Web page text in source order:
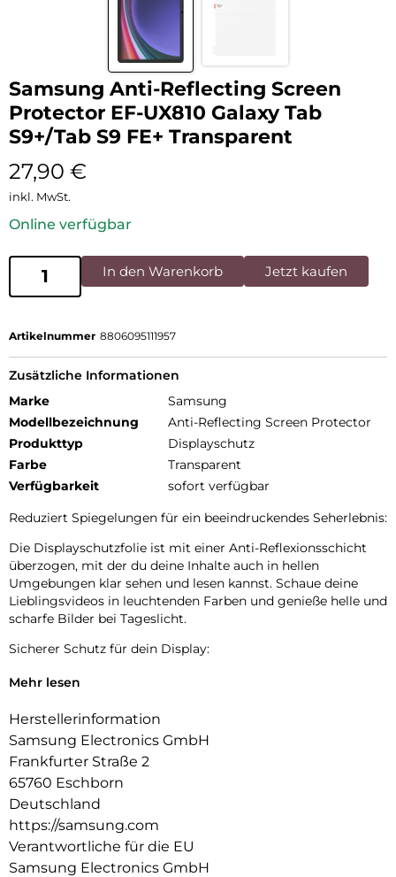
Samsung Anti-Reflecting Screen
Protector EF-UX810 Galaxy Tab
S9+/Tab S9 FE+ Transparent
27,90 €
inkl. MwSt.
Online verfügbar
In den Warenkorb Jetzt kaufen
Artikelnummer 8806095111957
Zusätzliche Informationen
Marke
Samsung
Modellbezeichnung
Anti-Reflecting Screen Protector
Produkttyp
Displayschutz
Farbe
Transparent
Verfügbarkeit
sofort verfügbar
Reduziert Spiegelungen für ein beeindruckendes Seherlebnis:
Die Displayschutzfolie ist mit einer Anti-Reflexionsschicht
überzogen, mit der du deine Inhalte auch in hellen
Umgebungen klar sehen und lesen kannst. Schaue deine
Lieblingsvideos in leuchtenden Farben und genieße helle und
scharfe Bilder bei Tageslicht.
Sicherer Schutz für dein Display:
Der Anti-Reflecting Screen Protector bietet eine zusätzliche
S9+ | Tab S9 FE+.
Einfache und präzise Installation:
Displayschutz installieren wie ein Profi – Nutze den
Applikator, um die Folie genau auf deinem Tablet
auszurichten. Und mit dem mitgelieferten Rakel, dem
Mikrofasertuch und dem Staubentferner Sticker kannst du
ganz leicht eingeschlossene Luftblasen oder Staub von
deinem Display entfernen.
Mehr lesen
Herstellerinformation
Samsung Electronics GmbH
Frankfurter Straße 2
65760 Eschborn
Deutschland
https://samsung.com
Verantwortliche für die EU
Samsung Electronics GmbH